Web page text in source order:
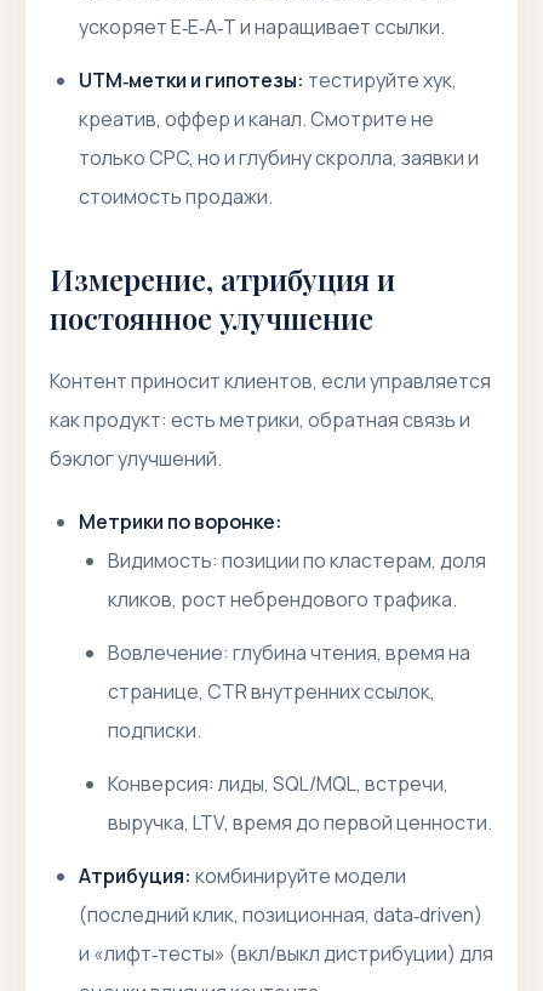
ускоряет E‑E‑A‑T и наращивает ссылки.
UTM‑метки и гипотезы: тестируйте хук,
креатив, оффер и канал. Смотрите не
только CPC, но и глубину скролла, заявки и
стоимость продажи.
Измерение, атрибуция и
постоянное улучшение
Контент приносит клиентов, если управляется
как продукт: есть метрики, обратная связь и
бэклог улучшений.
Метрики по воронке:
Видимость: позиции по кластерам, доля
кликов, рост небрендового трафика.
Вовлечение: глубина чтения, время на
странице, CTR внутренних ссылок,
подписки.
Конверсия: лиды, SQL/MQL, встречи,
выручка, LTV, время до первой ценности.
Атрибуция: комбинируйте модели
(последний клик, позиционная, data‑driven)
и «лифт‑тесты» (вкл/выкл дистрибуции) для